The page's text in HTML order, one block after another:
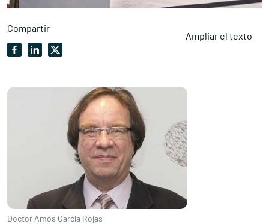
Compartir
Ampliar el texto
Doctor Amós García Rojas